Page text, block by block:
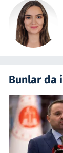
Bunlar da